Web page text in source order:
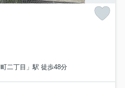
二丁目」駅 徒歩48分